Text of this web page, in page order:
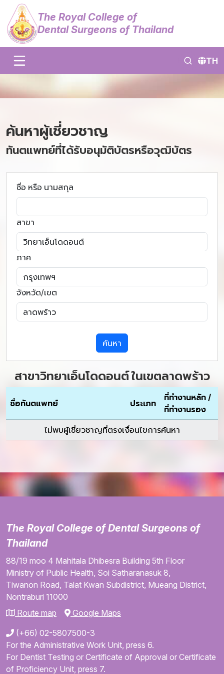
The Royal College of
Dental Surgeons of Thailand
TH
ค้นหาผู้เชี่ยวชาญ
ทันตแพทย์ที่ได้รับอนุมัติบัตรหรือวุฒิบัตร
ชื่อ หรือ นามสกุล
สาขา
ภาค
จังหวัด/เขต
ค้นหา
สาขาวิทยาเอ็นโดดอนต์ ในเขตลาดพร้าว
ชื่อทันตแพทย์ ประเภท
ที่ทำงานหลัก /
ที่ทำงานรอง
ไม่พบผู้เชี่ยวชาญที่ตรงเงื่อนไขการค้นหา
The Royal College of Dental Surgeons of
Thailand
88/19 moo 4 Mahitala Dhibesra Building 5th Floor
Ministry of Public Health, Soi Satharanasuk 8,
Tiwanon Road, Talat Kwan Subdistrict, Mueang District,
Nontraburi 11000
Route map
Google Maps
(+66) 02-5807500-3
For the Administrative Work Unit, press 6.
For Dentist Testing or Certificate of Approval or Certificate
of Proficiency Unit, press 7.